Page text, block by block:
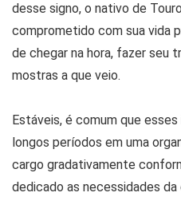
desse signo, o nativo de
comprometido com sua vida
de chegar na hora, fazer seu
mostras a que veio.
Estáveis, é comum que
longos períodos em uma
cargo gradativamente
dedicado as necessidades da